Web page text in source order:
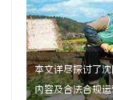
本文详尽探讨了
内容及合法合规